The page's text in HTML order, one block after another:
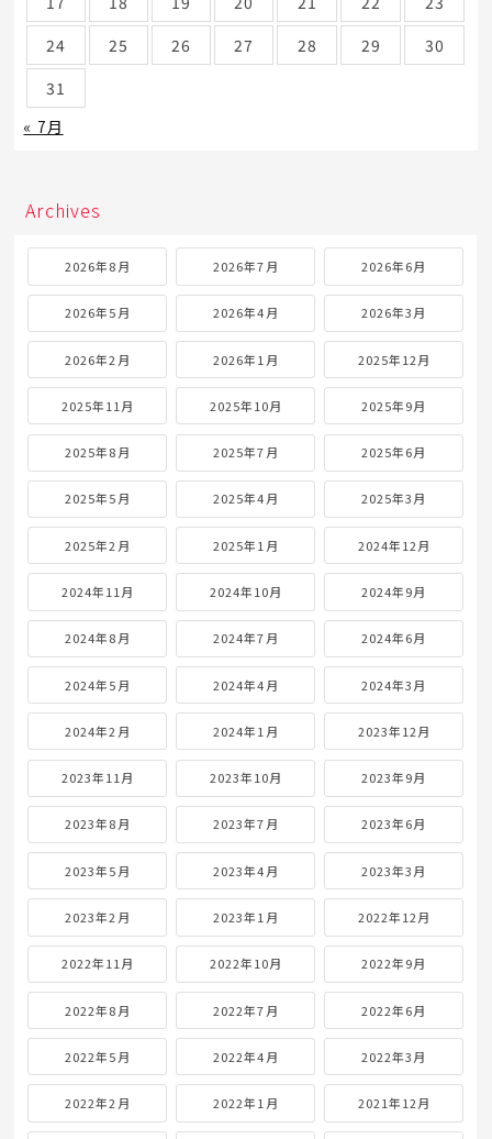
24
25 26 27 28 29
30
31
« 7月
Archives
2026年8月 2026年7月 2026年6月
2026年5月 2026年4月 2026年3月
2026年2月 2026年1月 2025年12月
2025年11月 2025年10月 2025年9月
2025年8月 2025年7月 2025年6月
2025年5月 2025年4月 2025年3月
2025年2月 2025年1月 2024年12月
2024年11月 2024年10月 2024年9月
2024年8月 2024年7月 2024年6月
2024年5月 2024年4月 2024年3月
2024年2月 2024年1月 2023年12月
2023年11月 2023年10月 2023年9月
2023年8月 2023年7月 2023年6月
2023年5月 2023年4月 2023年3月
2023年2月 2023年1月 2022年12月
2022年11月 2022年10月 2022年9月
2022年8月 2022年7月 2022年6月
2022年5月 2022年4月 2022年3月
2022年2月 2022年1月 2021年12月